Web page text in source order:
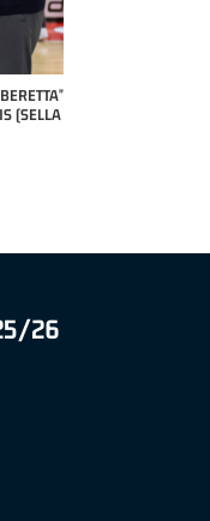
(SELLA
26